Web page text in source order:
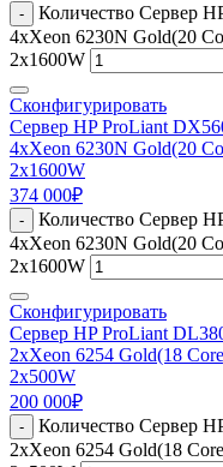
-
Количество Сервер
4xXeon 6230N Gold(20
2x1600W
Сконфигурировать
Сервер HP ProLiant
4xXeon 6230N Gold(20
2x1600W
374 000₽
-
Количество Сервер
4xXeon 6230N Gold(20
2x1600W
Сконфигурировать
Сервер HP ProLiant
2xXeon 6254 Gold(18
2x500W
200 000₽
-
Количество Сервер
2xXeon 6254 Gold(18